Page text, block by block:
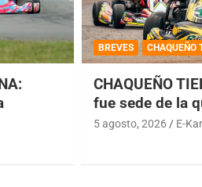
BREVES CHAQUEÑO
CHAQUEÑO
fue sede de la
5 agosto, 2026 E-
COBERTURA ESPECIAL DE E-
IAME SERIES ARGENTINA 6
Baradero (Buenos Aires)